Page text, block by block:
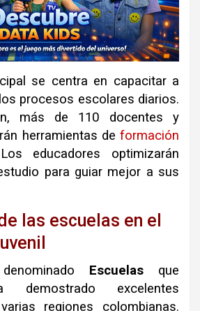
se centra en capacitar a
procesos escolares diarios.
más de 110 docentes y
herramientas de formación
Los educadores optimizarán
para guiar mejor a sus
las escuelas en el
Escuelas que
excelentes
regiones colombianas.